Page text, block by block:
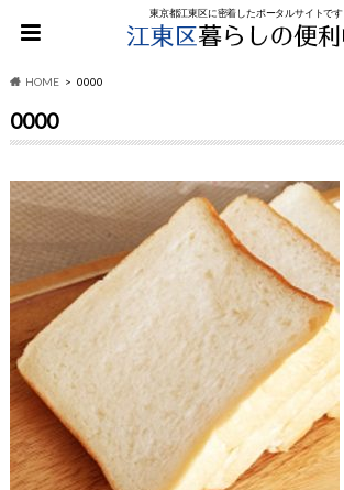
東京都江東区に密着したポータルサイトです
HOME 0000
0000